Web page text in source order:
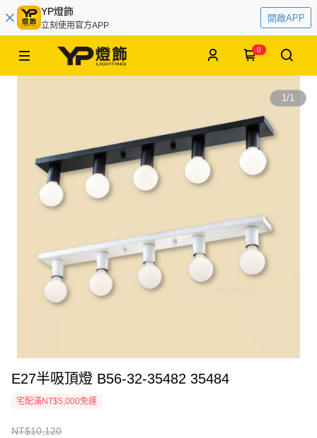
YP燈飾
立刻使用官方APP
開啟APP
0
1/1
E27半吸頂燈 B56-32-35482 35484
宅配滿NT$5,000免運
NT$10,120